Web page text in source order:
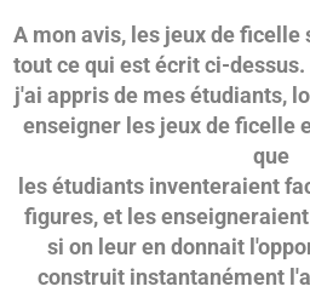
A mon avis, les jeux de
tout ce qui est écrit ci-
j'ai appris de mes étudiants,
enseigner les jeux de ficelle
que
les étudiants inventeraient
figures, et les
si on leur en donnait
construit instantanément